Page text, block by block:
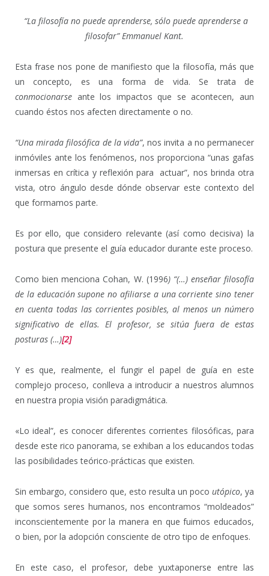
“La filosofía no puede aprenderse, sólo puede aprenderse a
filosofar” Emmanuel Kant.
Esta frase nos pone de manifiesto que la filosofía, más que
un concepto, es una forma de vida. Se trata de
conmocionarse ante los impactos que se acontecen, aun
cuando éstos nos afecten directamente o no.
“Una mirada filosófica de la vida”, nos invita a no permanecer
inmóviles ante los fenómenos, nos proporciona “unas gafas
inmersas en crítica y reflexión para actuar”, nos brinda otra
vista, otro ángulo desde dónde observar este contexto del
que formamos parte.
Es por ello, que considero relevante (así como decisiva) la
postura que presente el guía educador durante este proceso.
Como bien menciona Cohan, W. (1996) “(…) enseñar filosofía
de la educación supone no afiliarse a una corriente sino tener
en cuenta todas las corrientes posibles, al menos un número
significativo de ellas. El profesor, se sitúa fuera de estas
posturas (…)[2]
Y es que, realmente, el fungir el papel de guía en este
complejo proceso, conlleva a introducir a nuestros alumnos
en nuestra propia visión paradigmática.
«Lo ideal”, es conocer diferentes corrientes filosóficas, para
desde este rico panorama, se exhiban a los educandos todas
las posibilidades teórico-prácticas que existen.
Sin embargo, considero que, esto resulta un poco utópico, ya
que somos seres humanos, nos encontramos “moldeados”
inconscientemente por la manera en que fuimos educados,
o bien, por la adopción consciente de otro tipo de enfoques.
En este caso, el profesor, debe yuxtaponerse entre las